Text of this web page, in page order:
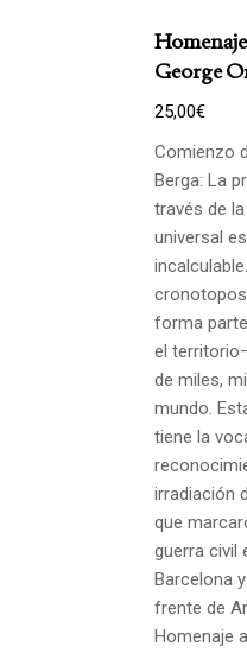
George
25,00€
Comienzo
Berga: La
través de
universal
forma
el
de miles,
mundo.
tiene la
irradiación
que
guerra civil
Barcelona
frente de
Homenaje